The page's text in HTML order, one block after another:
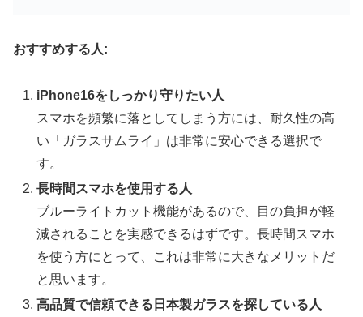
おすすめする人:
iPhone16をしっかり守りたい人
スマホを頻繁に落としてしまう方には、耐久性の高
い「ガラスサムライ」は非常に安心できる選択で
す。
長時間スマホを使用する人
ブルーライトカット機能があるので、目の負担が軽
減されることを実感できるはずです。長時間スマホ
を使う方にとって、これは非常に大きなメリットだ
と思います。
高品質で信頼できる日本製ガラスを探している人